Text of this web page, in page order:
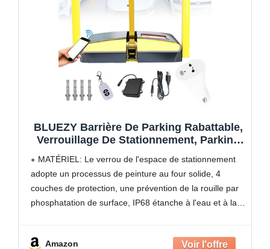
BLUEZY Barrière De Parking Rabattable,
Verrouillage De Stationnement, Parking
Barrière avec Télécommande Et Capteur,
Stop Parking Automatique
Télécommande Stationnement
Verrouillage
MATÉRIEL: Le verrou de l'espace de stationnement
adopte un processus de peinture au four solide, 4
couches de protection, une prévention de la rouille par
phosphatation de surface, IP68 étanche à l'eau et à la
Amazon